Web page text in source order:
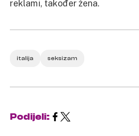
reklami, također žena.
italija seksizam
Podijeli: